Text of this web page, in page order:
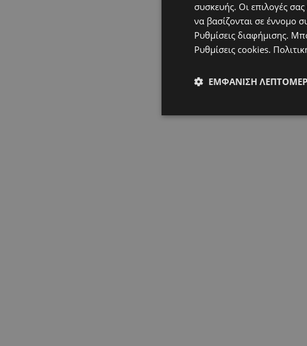
συσκευής. Οι επιλογές
να βασίζονται σε έννομο
Ρυθμίσεις διαφήμισης.
Ρυθμίσεις cookies.
ΕΜΦΆΝΙΣΗ